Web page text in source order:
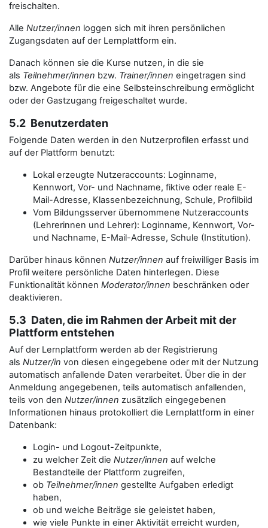
freischalten.
Alle Nutzer/innen loggen sich mit ihren persönlichen
Zugangsdaten auf der Lernplattform ein.
Danach können sie die Kurse nutzen, in die sie
als Teilnehmer/innen bzw. Trainer/innen eingetragen sind
bzw. Angebote für die eine Selbsteinschreibung ermöglicht
oder der Gastzugang freigeschaltet wurde.
5.2 Benutzerdaten
Folgende Daten werden in den Nutzerprofilen erfasst und
auf der Plattform benutzt:
Lokal erzeugte Nutzeraccounts: Loginname,
Kennwort, Vor- und Nachname, fiktive oder reale E-
Mail-Adresse, Klassenbezeichnung, Schule, Profilbild
Vom Bildungsserver übernommene Nutzeraccounts
(Lehrerinnen und Lehrer): Loginname, Kennwort, Vor-
und Nachname, E-Mail-Adresse, Schule (Institution).
Darüber hinaus können Nutzer/innen auf freiwilliger Basis im
Profil weitere persönliche Daten hinterlegen. Diese
Funktionalität können Moderator/innen beschränken oder
deaktivieren.
5.3 Daten, die im Rahmen der Arbeit mit der
Plattform entstehen
Auf der Lernplattform werden ab der Registrierung
als Nutzer/in von diesen eingegebene oder mit der Nutzung
automatisch anfallende Daten verarbeitet. Über die in der
Anmeldung angegebenen, teils automatisch anfallenden,
teils von den Nutzer/innen zusätzlich eingegebenen
Informationen hinaus protokolliert die Lernplattform in einer
Datenbank:
Login- und Logout-Zeitpunkte,
zu welcher Zeit die Nutzer/innen auf welche
Bestandteile der Plattform zugreifen,
ob Teilnehmer/innen gestellte Aufgaben erledigt
haben,
ob und welche Beiträge sie geleistet haben,
wie viele Punkte in einer Aktivität erreicht wurden,